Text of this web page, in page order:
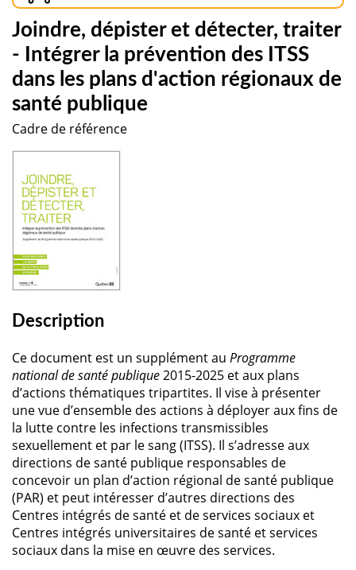
Joindre, dépister et détecter, traiter
- Intégrer la prévention des ITSS
dans les plans d'action régionaux de
santé publique
Cadre de référence
Description
Ce document est un supplément au Programme
national de santé publique2015-2025 et aux plans
d’actions thématiques tripartites. Il vise à présenter
une vue d’ensemble des actions à déployer aux fins de
la lutte contre les infections transmissibles
sexuellement et par le sang (ITSS). Il s’adresse aux
directions de santé publique responsables de
concevoir un plan d’action régional de santé publique
(PAR) et peut intéresser d’autres directions des
Centres intégrés de santé et de services sociaux et
Centres intégrés universitaires de santé et services
sociaux dans la mise en œuvre des services.